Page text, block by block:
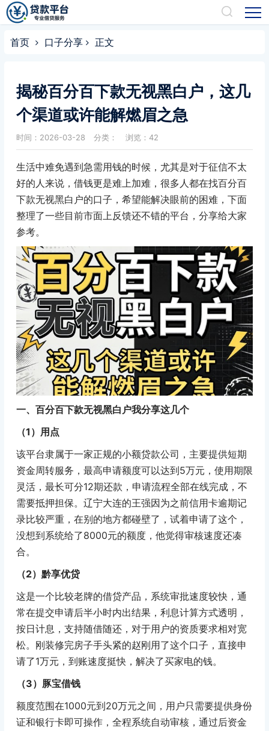
首页 口子分享 正文
揭秘百分百下款无视黑白户，这几
个渠道或许能解燃眉之急
时间：2026-03-28 分类： 浏览：42
生活中难免遇到急需用钱的时候，尤其是对于征信不太
好的人来说，借钱更是难上加难，很多人都在找百分百
下款无视黑白户的口子，希望能解决眼前的困难，下面
整理了一些目前市面上反馈还不错的平台，分享给大家
参考。
一、百分百下款无视黑白户我分享这几个
（1）用点
该平台隶属于一家正规的小额贷款公司，主要提供短期
资金周转服务，最高申请额度可以达到5万元，使用期限
灵活，最长可分12期还款，申请流程全部在线完成，不
需要抵押担保。辽宁大连的王强因为之前信用卡逾期记
录比较严重，在别的地方都碰壁了，试着申请了这个，
没想到系统给了8000元的额度，他觉得审核速度还凑
合。
（2）黔享优贷
这是一个比较老牌的借贷产品，系统审批速度较快，通
常在提交申请后半小时内出结果，利息计算方式透明，
按日计息，支持随借随还，对于用户的资质要求相对宽
松。刚装修完房子手头紧的赵刚用了这个口子，直接申
请了1万元，到账速度挺快，解决了买家电的钱。
（3）豚宝借钱
额度范围在1000元到20万元之间，用户只需要提供身份
证和银行卡即可操作，全程系统自动审核，通过后资金